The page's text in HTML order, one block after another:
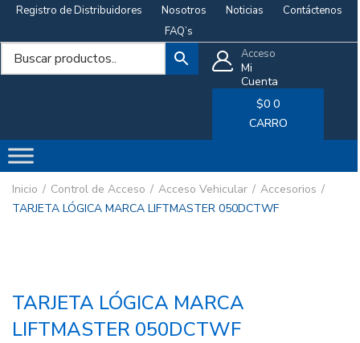
Registro de Distribuidores Nosotros Noticias
Contáctenos
FAQ’s
Acceso
Mi
Cuenta
$0 0
CARRO
Inicio Control de Acceso Acceso Vehicular
Accesorios
TARJETA LÓGICA MARCA LIFTMASTER 050DCTWF
TARJETA LÓGICA MARCA
LIFTMASTER 050DCTWF